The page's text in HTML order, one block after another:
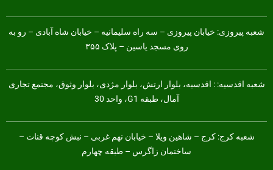
شعبه پیروزی: خیابان پیروزی – سه راه سلیمانیه – خیابان شاه آبادی – رو به
روی مسجد یاسین – پلاک ۳۵۵
شعبه اقدسیه: : اقدسیه، بلوار ارتش، بلوار مژدی، بلوار وثوق، مجتمع تجاری
آمال، طبقه G1، واحد 30
شعبه کرج:کرج – شاهین ویلا – خیابان نهم غربی – نبش کوچه قنات –
ساختمان زاگرس – طبقه چهارم